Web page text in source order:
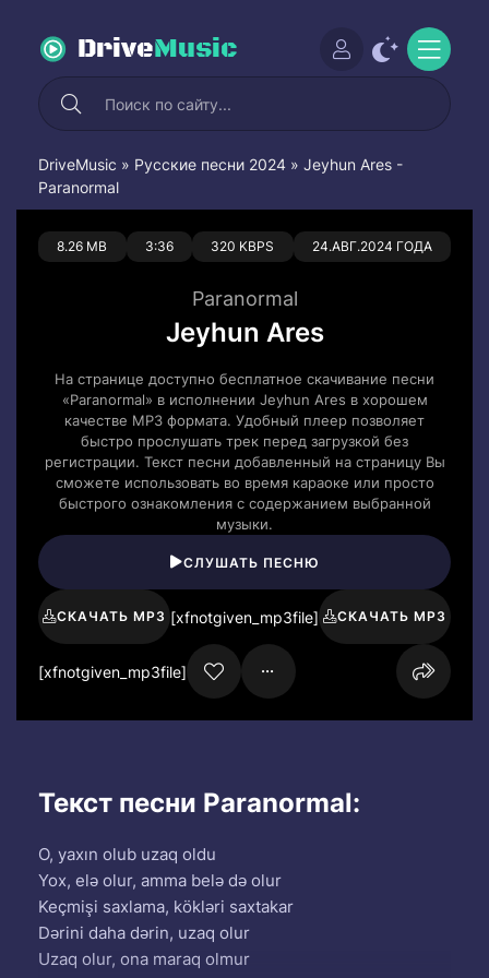
DriveMusic
DriveMusic » Русские песни 2024 » Jeyhun Ares -
Paranormal
8.26 MB 3:36 320 KBPS 24.АВГ.2024 ГОДА
0 0
Paranormal
Jeyhun Ares
На странице доступно бесплатное скачивание песни
«Paranormal» в исполнении Jeyhun Ares в хорошем
качестве MP3 формата. Удобный плеер позволяет
быстро прослушать трек перед загрузкой без
регистрации. Текст песни добавленный на страницу Вы
сможете использовать во время караоке или просто
быстрого ознакомления с содержанием выбранной
музыки.
СЛУШАТЬ ПЕСНЮ
СКАЧАТЬ MP3 [xfnotgiven_mp3file] СКАЧАТЬ MP3
[xfnotgiven_mp3file]
Текст песни Paranormal:
O, yaxın olub uzaq oldu
Yox, elə olur, amma belə də olur
Keçmişi saxlama, kökləri saxtakar
Dərini daha dərin, uzaq olur
Uzaq olur, ona maraq olmur